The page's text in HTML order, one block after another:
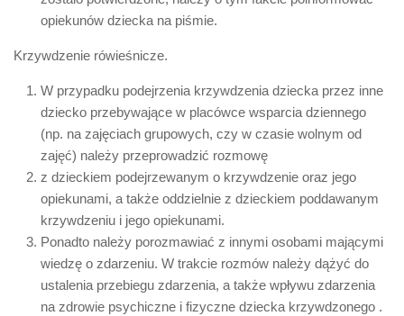
opiekunów dziecka na piśmie.
Krzywdzenie rówieśnicze.
W przypadku podejrzenia krzywdzenia dziecka przez inne
dziecko przebywające w placówce wsparcia dziennego
(np. na zajęciach grupowych, czy w czasie wolnym od
zajęć) należy przeprowadzić rozmowę
z dzieckiem podejrzewanym o krzywdzenie oraz jego
opiekunami, a także oddzielnie z dzieckiem poddawanym
krzywdzeniu i jego opiekunami.
Ponadto należy porozmawiać z innymi osobami mającymi
wiedzę o zdarzeniu. W trakcie rozmów należy dążyć do
ustalenia przebiegu zdarzenia, a także wpływu zdarzenia
na zdrowie psychiczne i fizyczne dziecka krzywdzonego .